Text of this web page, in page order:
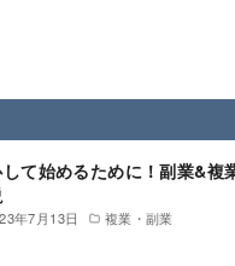
年7月13日 複業・副業
て始めるために！副業&複